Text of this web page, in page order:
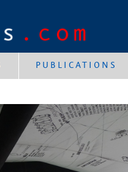
PUBLICATIONS